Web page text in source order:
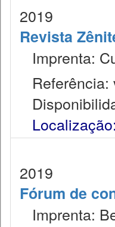
2019
Revista
Imprenta:
Referência:
Localização:
2019
Fórum de
Imprenta: